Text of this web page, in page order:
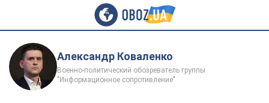
Александр Коваленко
Военно-политический обозреватель группы
"Информационное сопротивление"